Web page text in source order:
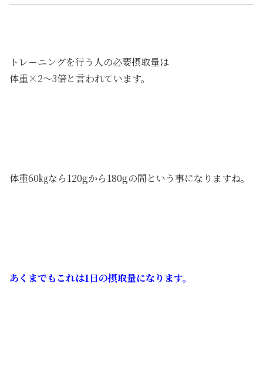
トレーニングを行う人の必要摂取量は
体重×2～3倍と言われています。
体重60㎏なら120gから180gの間という事になりますね。
あくまでもこれは1日の摂取量になります。